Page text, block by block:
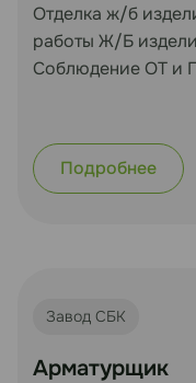
Отделка ж/б
работы Ж/Б
Соблюдение ОТ и
Подробнее
Завод СБК
Арматурщик